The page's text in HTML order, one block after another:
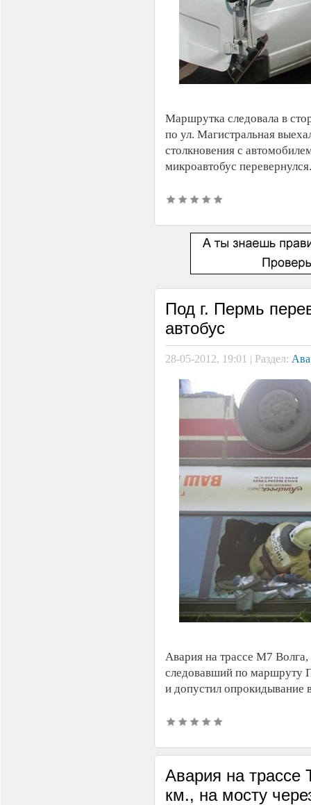
Маршрутка следовала в
по ул. Магистральная
столкновения с
микроавтобус
Под г. Пермь
автобус
28-05-2012, 19:01 | Раздел:
Авария на трассе М7 Волга,
следовавший по маршруту
и допустил опрокидывание
Авария на трассе
км., на мосту